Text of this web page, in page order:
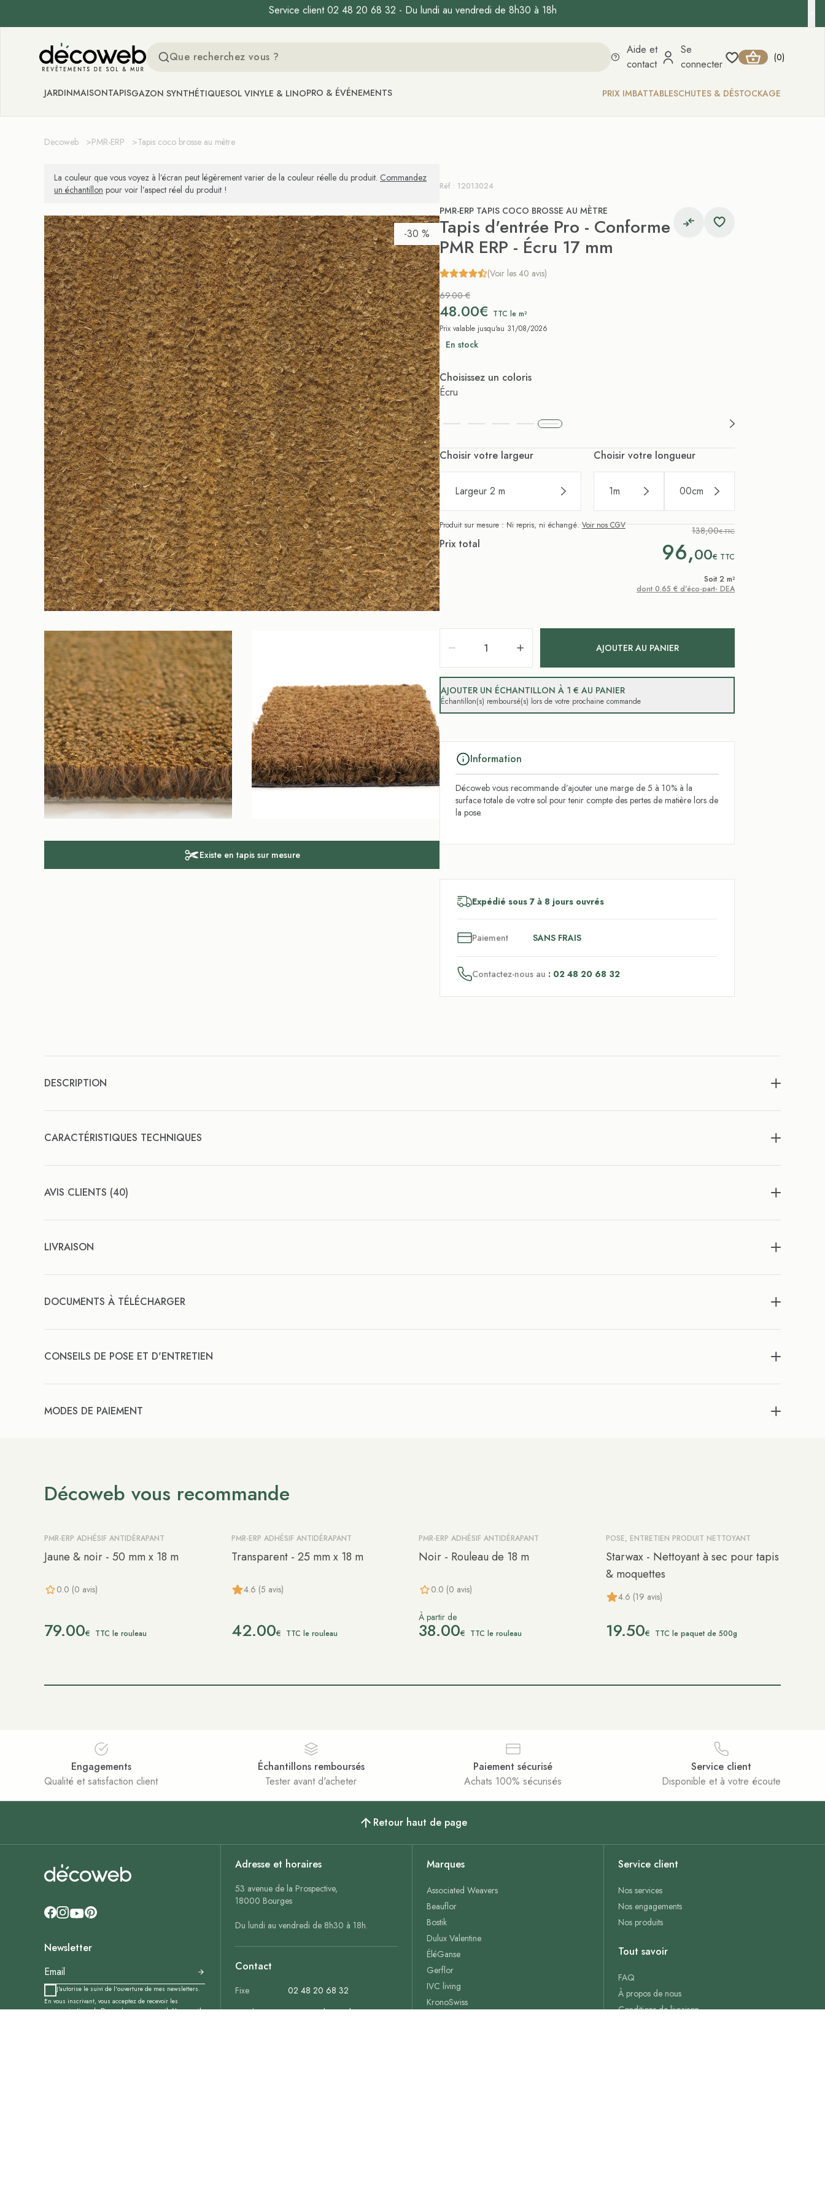
Service client 02 48 20 68 32 - Du lundi au vendredi de 8h30 à 18h
Decoweb
Aide et
contact
Se
connecter
(0)
JARDINMAISONTAPISGAZON SYNTHÉTIQUESOL VINYLE & LINOPRO & ÉVÉNEMENTS PRIX IMBATTABLESCHUTES & DÉSTOCKAGE
Decoweb >PMR-ERP >Tapis coco brosse au mètre
La couleur que vous voyez à l’écran peut légèrement varier de la couleur réelle du produit. Commandez
un échantillon pour voir l’aspect réel du produit !
-30 %
Existe en tapis sur mesure
Réf : 12013024
PMR-ERP TAPIS COCO BROSSE AU MÈTRE
Tapis d'entrée Pro - Conforme
PMR ERP - Écru 17 mm
(Voir les 40 avis)
69.00 €
48.00€ TTC le m²
Prix valable jusqu'au 31/08/2026
En stock
Choisissez un coloris
Écru
Choisir votre largeur
Largeur 2 m
Choisir votre longueur
1m 00cm
Produit sur mesure : Ni repris, ni échangé.Voir nos CGV
Prix total
138,00€ TTC
96,00€ TTC
Soit 2 m²
dont 0.65 € d'éco-part- DEA
AJOUTER AU PANIER
AJOUTER UN ÉCHANTILLON À 1 € AU PANIER
Échantillon(s) remboursé(s) lors de votre prochaine commande
Information
Décoweb vous recommande d’ajouter une marge de 5 à 10% à la
surface totale de votre sol pour tenir compte des pertes de matière lors de
la pose.
Expédié sous 7 à 8 jours ouvrés
Paiement SANS FRAIS
Contactez-nous au : 02 48 20 68 32
DESCRIPTION
CARACTÉRISTIQUES TECHNIQUES
AVIS CLIENTS (40)
LIVRAISON
DOCUMENTS À TÉLÉCHARGER
CONSEILS DE POSE ET D'ENTRETIEN
MODES DE PAIEMENT
Décoweb vous recommande
PMR-ERP ADHÉSIF ANTIDÉRAPANT
Jaune & noir - 50 mm x 18 m
0.0 (0 avis)
79.00€ TTC le rouleau
PMR-ERP ADHÉSIF ANTIDÉRAPANT
Transparent - 25 mm x 18 m
4.6 (5 avis)
42.00€ TTC le rouleau
PMR-ERP ADHÉSIF ANTIDÉRAPANT
Noir - Rouleau de 18 m
0.0 (0 avis)
À partir de
38.00€ TTC le rouleau
POSE, ENTRETIEN PRODUIT NETTOYANT
Starwax - Nettoyant à sec pour tapis
& moquettes
4.6 (19 avis)
19.50€ TTC le paquet de 500g
Engagements
Qualité et satisfaction client
Échantillons remboursés
Tester avant d'acheter
Paiement sécurisé
Achats 100% sécurisés
Service client
Disponible et à votre écoute
Retour haut de page
Newsletter
J'autorise le suivi de l'ouverture de mes newsletters.
En vous inscrivant, vous acceptez de recevoir les
communications de Decoweb.com par e-mail. Nos e-mails
Adresse et horaires
53 avenue de la Prospective,
18000 Bourges
Du lundi au vendredi de 8h30 à 18h.
Contact
Fixe
02 48 20 68 32
Email
contact@decoweb.com
Marques
Associated Weavers
Beauflor
Bostik
Dulux Valentine
ÉléGanse
Gerflor
IVC living
KronoSwiss
Service client
Nos services
Nos engagements
Nos produits
Tout savoir
FAQ
À propos de nous
Conditions de livraison